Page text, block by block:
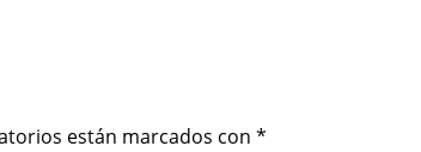
están marcados con *